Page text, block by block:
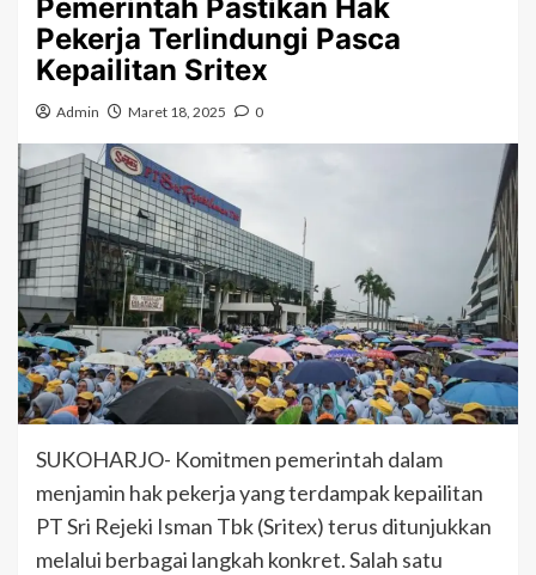
Pemerintah Pastikan Hak
Pekerja Terlindungi Pasca
Kepailitan Sritex
Admin Maret 18, 2025 0
SUKOHARJO- Komitmen pemerintah dalam
menjamin hak pekerja yang terdampak kepailitan
PT Sri Rejeki Isman Tbk (Sritex) terus ditunjukkan
melalui berbagai langkah konkret. Salah satu